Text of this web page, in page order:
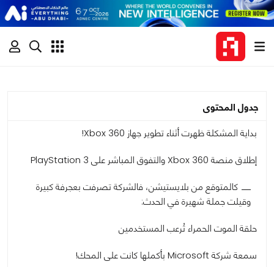
جدول المحتوى
بداية المشكلة ظهرت أثناء تطوير جهاز Xbox 360!
إطلاق منصة Xbox 360 والتفوق المباشر على PlayStation 3
كالمتوقع من بلايستيشن، فالشركة تصرفت بعجرفة كبيرة
وقيلت جملة شهيرة في الحدث:
حلقة الموت الحمراء تُرعب المستخدمين
سمعة شركة Microsoft بأكملها كانت على المحك!